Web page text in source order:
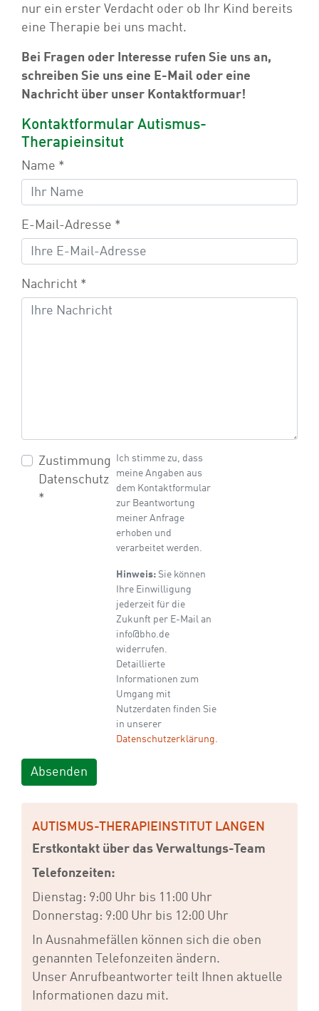
nur ein erster Verdacht oder ob Ihr Kind bereits
eine Therapie bei uns macht.
Bei Fragen oder Interesse rufen Sie uns an,
schreiben Sie uns eine E-Mail oder eine
Nachricht über unser Kontaktformuar!
Kontaktformular Autismus-
Therapieinsitut
Name *
E-Mail-Adresse *
Nachricht *
Zustimmung
Datenschutz
*
Ich stimme zu, dass
meine Angaben aus
dem Kontaktformular
zur Beantwortung
meiner Anfrage
erhoben und
verarbeitet werden.
Hinweis: Sie können
Ihre Einwilligung
jederzeit für die
Zukunft per E-Mail an
info@bho.de
widerrufen.
Detaillierte
Informationen zum
Umgang mit
Nutzerdaten finden Sie
in unserer
Datenschutzerklärung.
AUTISMUS-THERAPIEINSTITUT LANGEN
Erstkontakt über das Verwaltungs-Team
Telefonzeiten:
Dienstag: 9:00 Uhr bis 11:00 Uhr
Donnerstag: 9:00 Uhr bis 12:00 Uhr
In Ausnahmefällen können sich die oben
genannten Telefonzeiten ändern.
Unser Anrufbeantworter teilt Ihnen aktuelle
Informationen dazu mit.